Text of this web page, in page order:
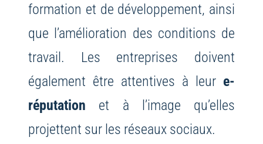
formation et de développement, ainsi
que l’amélioration des conditions de
travail. Les entreprises doivent
également être attentives à leur e-
réputation et à l’image qu’elles
projettent sur les réseaux sociaux.